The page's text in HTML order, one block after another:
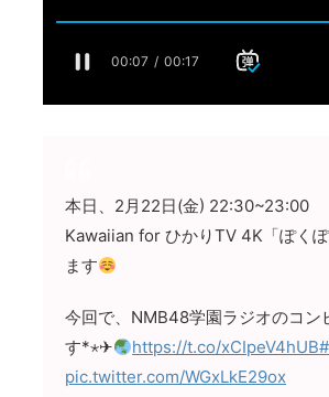
本日、2月22日(金) 22:30~23:00
Kawaiian for ひかりTV 4K「ぽく
ます
今回で、NMB48学園ラジオのコン
す*⋆✈︎
https://t.co/xCIpeV4hUB
pic.twitter.com/WGxLkE29ox